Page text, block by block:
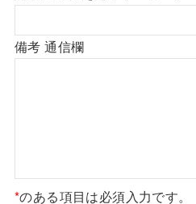
備考 通信欄
*のある項目は必須入力です。